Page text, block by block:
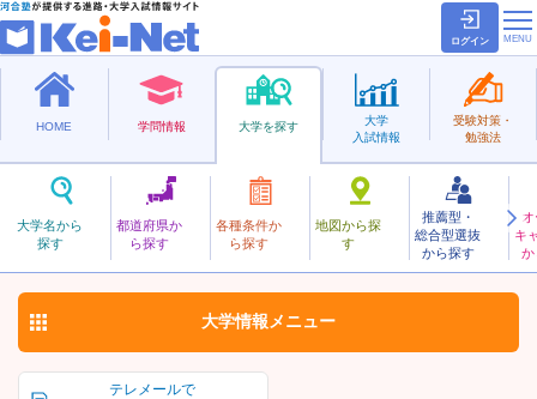
ログイン
HOME 学問情報 大学を探す
大学名から
探す
都道府県か
ら探す
各種条件か
ら探す
地図から探
す
推薦型・
総合型選抜
から探す
キ
か
大学
入試情報
受験対策・
勉強法
私立
いばらききりすときょう
茨城キリスト教大学 お気に入り
テレメールで
大学情報 メニュー